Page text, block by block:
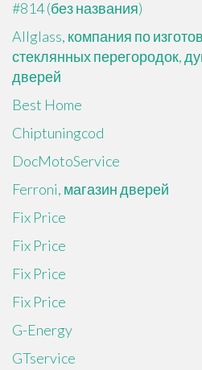
#814 (без названия)
Allglass, компания по
стеклянных перегородок,
дверей
Best Home
Chiptuningcod
DocMotoService
Ferroni, магазин дверей
Fix Price
Fix Price
Fix Price
Fix Price
G-Energy
GTservice